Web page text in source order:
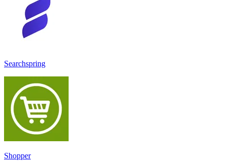
Searchspring
Shopper